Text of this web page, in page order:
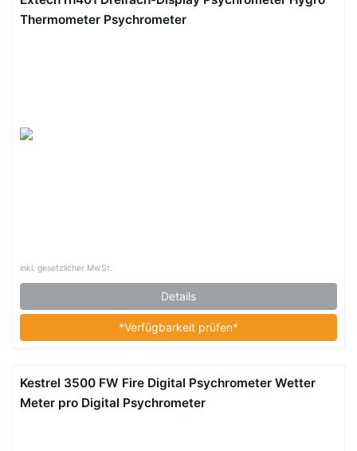
Thermometer Psychrometer
inkl. gesetzlicher MwSt.
Details
*Verfügbarkeit prüfen*
Kestrel 3500 FW Fire Digital Psychrometer Wetter
Meter pro Digital Psychrometer